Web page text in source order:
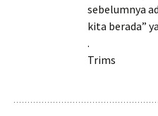
sebelumnya
kita berada”
.
Trims